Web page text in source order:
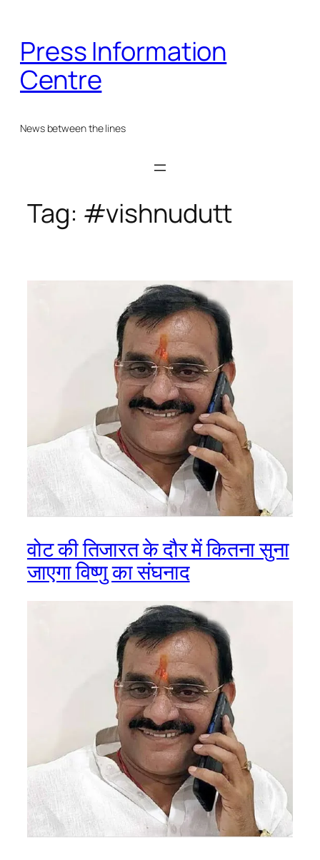
content
Press Information
Centre
News between the lines
Tag: #vishnudutt
वोट की तिजारत के दौर में कितना सुना
जाएगा विष्णु का संघनाद